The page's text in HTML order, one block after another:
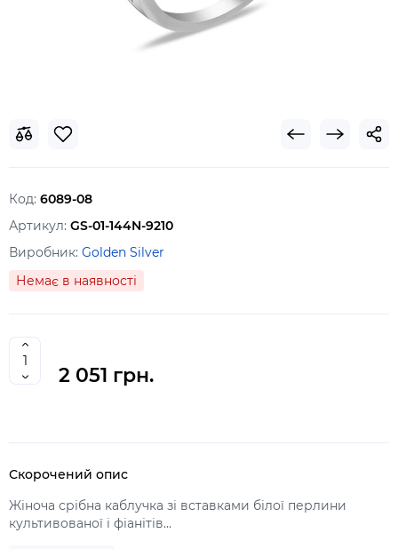
Код: 6089-08
Артикул: GS-01-144N-9210
Виробник: Golden Silver
Немає в наявності
2 051 грн.
Скорочений опис
Жіноча срібна каблучка зі вставками білої перлини
культивованої і фіанітів...